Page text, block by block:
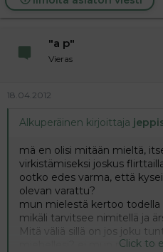
"a p"
Vieras
18.04.2012
Alkuperäinen kirjoittaja
mä en olisi mitään mieltä,
virkistämiseksi joskus
ootko edes varma, että
olevan varattu?
mun mielestä kertoo
mikäli tarvitsee nimitellä ja
Mitä väliä sillä on jos joku
miehellesi? ei mun miesClick to